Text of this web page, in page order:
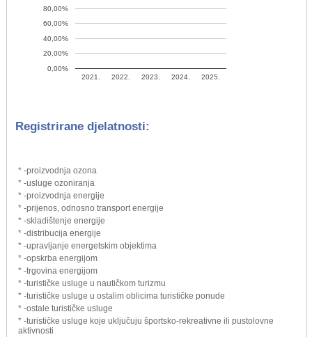
2021. 2022. 2023. 2024. 2025.
0,00%
20,00%
40,00%
60,00%
80,00%
Registrirane djelatnosti:
* -proizvodnja ozona
* -usluge ozoniranja
* -proizvodnja energije
* -prijenos, odnosno transport energije
* -skladištenje energije
* -distribucija energije
* -upravljanje energetskim objektima
* -opskrba energijom
* -trgovina energijom
* -turističke usluge u nautičkom turizmu
* -turističke usluge u ostalim oblicima turističke ponude
* -ostale turističke usluge
* -turističke usluge koje uključuju športsko-rekreativne ili pustolovne
aktivnosti